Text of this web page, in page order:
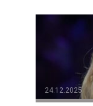
24.12.2025